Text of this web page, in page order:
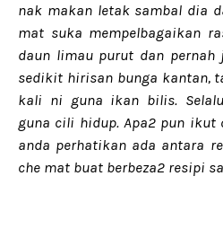
nak makan letak sambal dia
mat suka mempelbagaikan
daun limau purut dan pernah
sedikit hirisan bunga kantan,
kali ni guna ikan bilis.
guna cili hidup. Apa2 pun ikut
anda perhatikan ada antara
che mat buat berbeza2 resipi